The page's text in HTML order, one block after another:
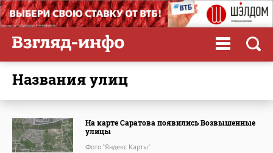
названия улиц
На карте Саратова появились Возвышенные
улицы
Фото "Яндекс Карты"